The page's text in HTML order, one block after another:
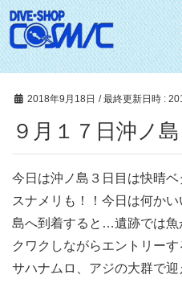
2018年9月18日 / 最終更新日時 :
９月１７日沖ノ島
今日は沖ノ島３日目は快晴
スナメリも！！今日は何か
島へ到着すると…遺跡では魚
クワクしながらエントリー
サハナムロ、アジの大群で